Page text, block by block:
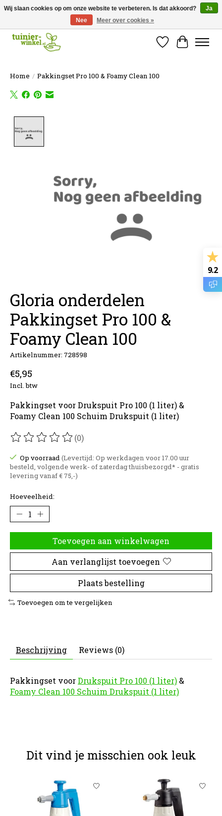
Online tuinartikelen kopen ✓ Online sinds 2007 ✓ Thuiswinkel Waarborg
Verlanglijst
Home / Pakkingset Pro 100 & Foamy Clean 100
Gloria onderdelen
Pakkingset Pro 100 &
Foamy Clean 100
Artikelnummer: 728598
€5,95
Incl. btw
Pakkingset voor Drukspuit Pro 100 (1 liter) &
Foamy Clean 100 Schuim Drukspuit (1 liter)
De beoordeling van dit product is
(0)
Op voorraad (Levertijd: Op werkdagen voor 17.00 uur
besteld, volgende werk- of zaterdag thuisbezorgd* - gratis
levering vanaf € 75,-)
Hoeveelheid:
Toevoegen aan winkelwagen
Aan verlanglijst toevoegen
Plaats bestelling
Toevoegen om te vergelijken
Beschrijving Reviews (0)
Pakkingset voorDrukspuit Pro 100 (1 liter) &
Foamy Clean 100 Schuim Drukspuit (1 liter)
Dit vind je misschien ook leuk
Items van productcarrousel
9.2
Wij slaan cookies op om onze website te verbeteren. Is dat akkoord?
Ja
Nee
Meer over cookies »